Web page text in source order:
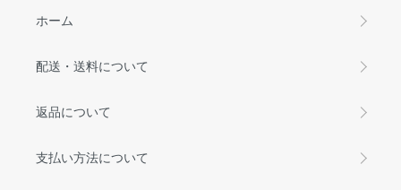
ホーム
配送・送料について
返品について
支払い方法について